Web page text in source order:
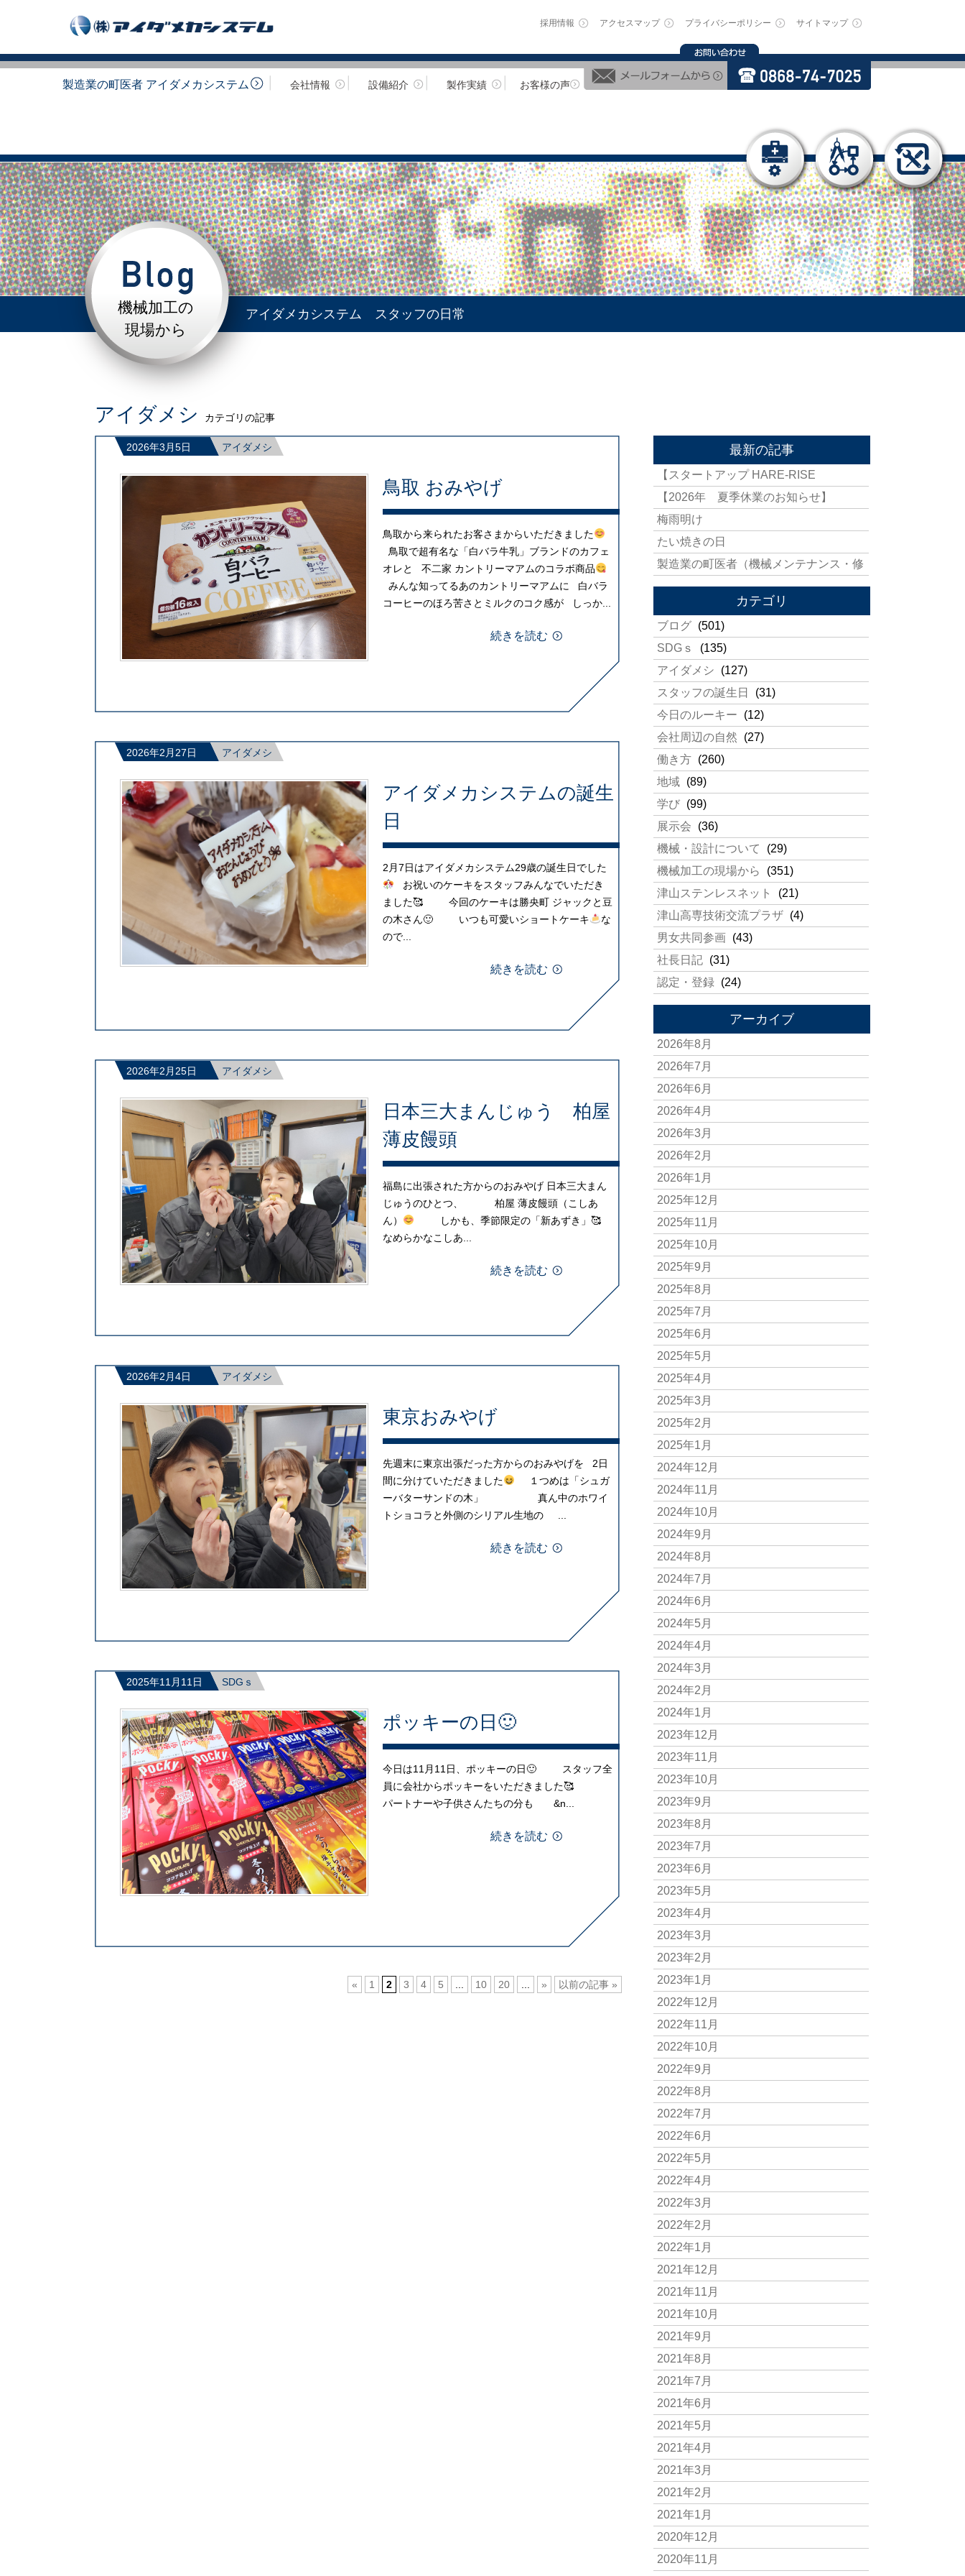
採用情報 アクセスマップ プライバシーポリシー サイトマップ
製造業の町医者 アイダメカシステム 会社情報 設備紹介 製作実績 お客様の声
機械加工の
現場から
アイダメカシステム スタッフの日常
アイダメシ カテゴリの記事
2026年3月5日 アイダメシ
鳥取 おみやげ
鳥取から来られたお客さまからいただきました
鳥取で超有名な「白バラ牛乳」ブランドのカフェ
オレと 不二家 カントリーマアムのコラボ商品
みんな知ってるあのカントリーマアムに 白バラ
コーヒーのほろ苦さとミルクのコク感が しっか...
続きを読む
2026年2月27日 アイダメシ
アイダメカシステムの誕生
日
2月7日はアイダメカシステム29歳の誕生日でした
お祝いのケーキをスタッフみんなでいただき
ました🥰 今回のケーキは勝央町 ジャックと豆
の木さん🙂 いつも可愛いショートケーキ
な
ので...
続きを読む
2026年2月25日 アイダメシ
日本三大まんじゅう 柏屋
薄皮饅頭
福島に出張された方からのおみやげ 日本三大まん
じゅうのひとつ、 柏屋 薄皮饅頭（こしあ
ん）
しかも、季節限定の「新あずき」🥰
なめらかなこしあ...
続きを読む
2026年2月4日 アイダメシ
東京おみやげ
先週末に東京出張だった方からのおみやげを 2日
間に分けていただきました
１つめは「シュガ
ーバターサンドの木」 真ん中のホワイ
トショコラと外側のシリアル生地の ...
続きを読む
2025年11月11日 SDGｓ
ポッキーの日🙂
今日は11月11日、ポッキーの日🙂 スタッフ全
員に会社からポッキーをいただきました🥰
パートナーや子供さんたちの分も &n...
続きを読む
« 1 2 3 4 5 10 20 » 以前の記事 »
最新の記事
【スタートアップ HARE-RISE
【2026年 夏季休業のお知らせ】
梅雨明け
たい焼きの日
製造業の町医者（機械メンテナンス・修
カテゴリ
ブログ (501)
SDGｓ
(135)
アイダメシ
(127)
スタッフの誕生日
(31)
今日のルーキー
(12)
会社周辺の自然
(27)
働き方 (260)
地域 (89)
学び (99)
展示会
(36)
機械・設計について
(29)
機械加工の現場から
(351)
津山ステンレスネット
(21)
津山高専技術交流プラザ (4)
男女共同参画 (43)
社長日記 (31)
認定・登録 (24)
アーカイブ
2026年8月
2026年7月
2026年6月
2026年4月
2026年3月
2026年2月
2026年1月
2025年12月
2025年11月
2025年10月
2025年9月
2025年8月
2025年7月
2025年6月
2025年5月
2025年4月
2025年3月
2025年2月
2025年1月
2024年12月
2024年11月
2024年10月
2024年9月
2024年8月
2024年7月
2024年6月
2024年5月
2024年4月
2024年3月
2024年2月
2024年1月
2023年12月
2023年11月
2023年10月
2023年9月
2023年8月
2023年7月
2023年6月
2023年5月
2023年4月
2023年3月
2023年2月
2023年1月
2022年12月
2022年11月
2022年10月
2022年9月
2022年8月
2022年7月
2022年6月
2022年5月
2022年4月
2022年3月
2022年2月
2022年1月
2021年12月
2021年11月
2021年10月
2021年9月
2021年8月
2021年7月
2021年6月
2021年5月
2021年4月
2021年3月
2021年2月
2021年1月
2020年12月
2020年11月